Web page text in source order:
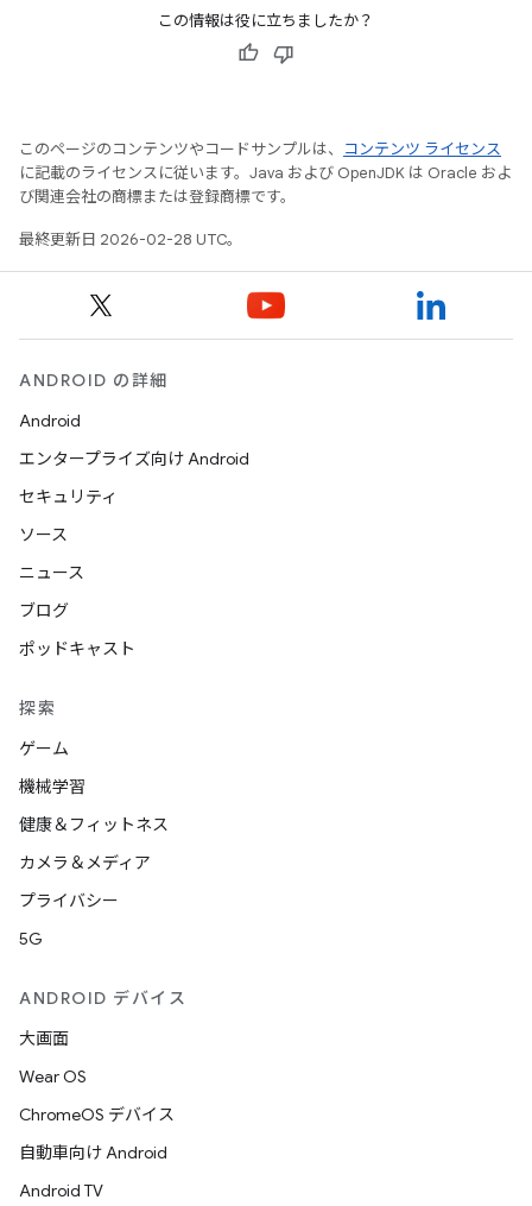
この情報は役に立ちましたか？
このページのコンテンツやコードサンプルは、
コンテンツ ライセンス
に記載のライセンスに従います。Java および OpenJDK は Oracle およ
び関連会社の商標または登録商標です。
最終更新日 2026-02-28 UTC。
ANDROID の詳細
Android
エンタープライズ向け Android
セキュリティ
ソース
ニュース
ブログ
ポッドキャスト
探索
ゲーム
機械学習
健康＆フィットネス
カメラ＆メディア
プライバシー
5G
ANDROID デバイス
大画面
Wear OS
ChromeOS デバイス
自動車向け Android
Android TV